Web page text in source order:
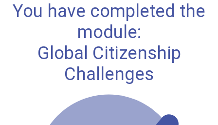
You have completed the
module:
Global Citizenship
Challenges